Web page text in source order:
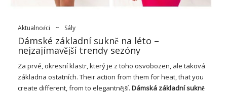
Aktualności ~ Sály
Dámské základní sukně na léto –
nejzajímavější trendy sezóny
Za prvé, okresní klastr, který je z toho osvobozen, ale taková
základna ostatních. Their action from them for heat, that you
create different, from to elegantnější. Dámská základní sukně